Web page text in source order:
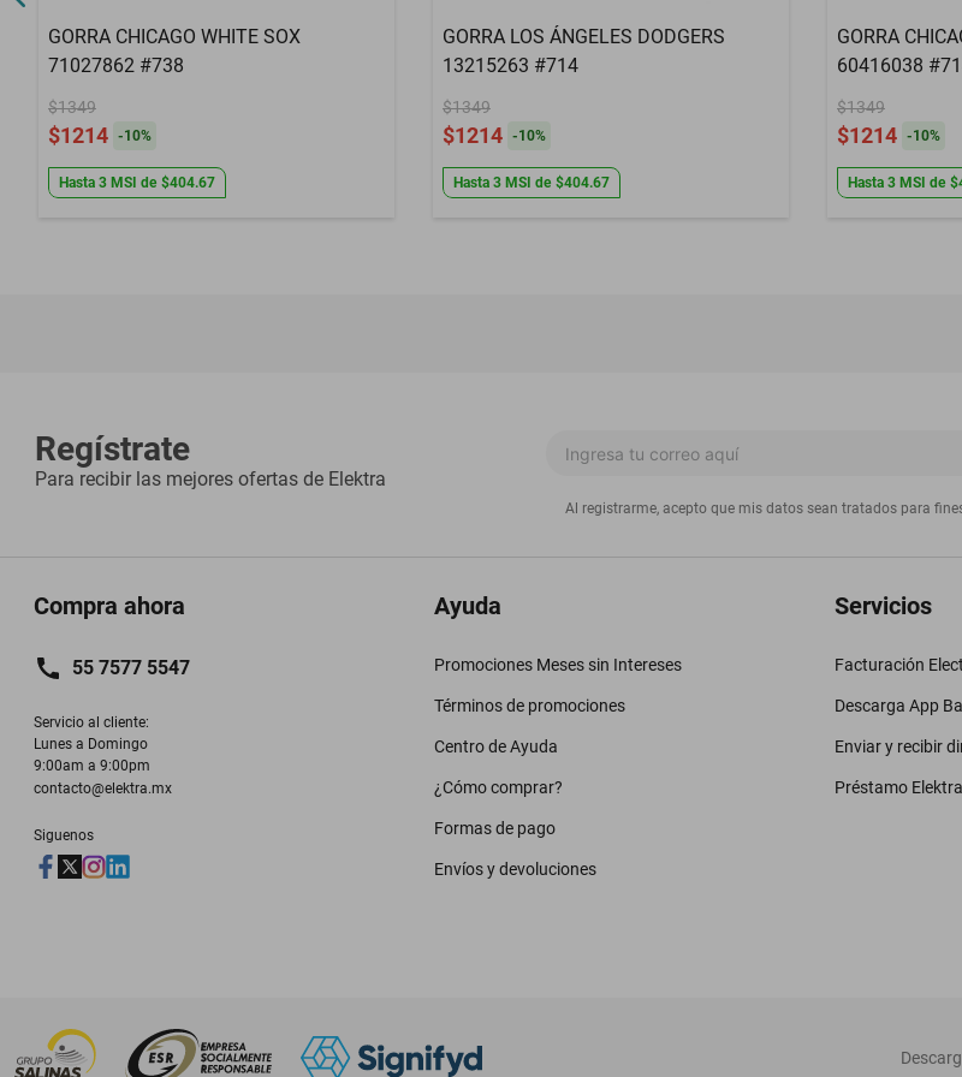
GORRA CHICAGO WHITE SOX
71027862 #738
$1349
$1214 -10%
Hasta 3 MSI de $404.67
GORRA LOS ÁNGELES DODGERS
13215263 #714
$1349
$1214 -10%
Hasta 3 MSI de $404.67
GORRA
60416038
$1349
$1214 -10%
Hasta 3 MSI de
Regístrate
Para recibir las mejores ofertas de Elektra
Al registrarme, acepto que mis datos sean tratados para
Compra ahora
55 7577 5547
Servicio al cliente:
Lunes a Domingo
9:00am a 9:00pm
contacto@elektra.mx
Siguenos
Ayuda
Promociones Meses sin Intereses
Términos de promociones
Centro de Ayuda
¿Cómo comprar?
Formas de pago
Envíos y devoluciones
Servicios
Facturación
Descarga App
Enviar y recibir
Préstamo Elektra